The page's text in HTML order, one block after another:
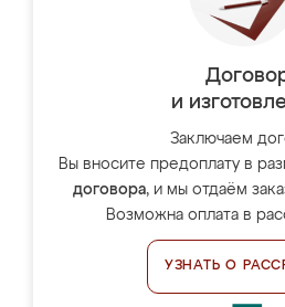
и
Заключаем
Вы вносите предоплату в
договора, и мы отдаём
Возможна оплата в
УЗНАТЬ О